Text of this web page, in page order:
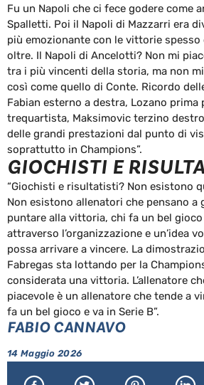
Fu un Napoli che ci fece godere come
Spalletti. Poi il Napoli di Mazzarri era
più emozionante con le vittorie spesso
oltre. Il Napoli di Ancelotti? Non mi
tra i più vincenti della storia, ma non
così come quello di Conte. Ricordo
Fabian esterno a destra, Lozano prima
trequartista, Maksimovic terzino
delle grandi prestazioni dal punto di
soprattutto in Champions”.
GIOCHISTI E
“Giochisti e risultatisti? Non esistono
Non esistono allenatori che pensano a
puntare alla vittoria, chi fa un bel gioco
attraverso l’organizzazione e un’idea
possa arrivare a vincere. La
Fabregas sta lottando per la
considerata una vittoria. L’allenatore
piacevole è un allenatore che tende a
fa un bel gioco e va in Serie B”.
FABIO CANNAVO
14 Maggio 2026